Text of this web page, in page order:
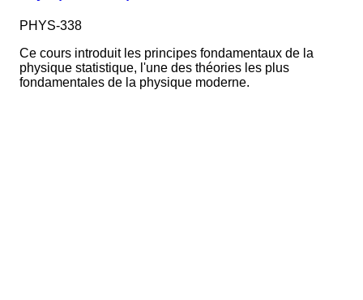
PHYS-338
Ce cours introduit les principes fondamentaux de la
physique statistique, l'une des théories les plus
fondamentales de la physique moderne.